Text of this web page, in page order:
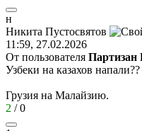
н
Никита Пустосвятов
11:59, 27.02.2026
От пользователя Партизан
Узбеки на казахов
Грузия на Малайзию.
2 /0